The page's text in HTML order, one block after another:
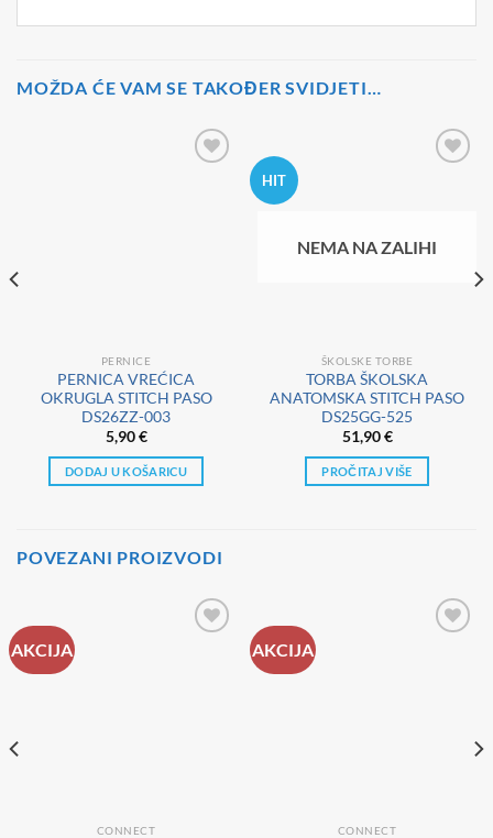
MOŽDA ĆE VAM SE TAKOĐER SVIDJETI…
PERNICE
PERNICA VREĆICA
OKRUGLA STITCH PASO
DS26ZZ-003
5,90€
DODAJ U KOŠARICU
HIT
NEMA NA ZALIHI
ŠKOLSKE TORBE
TORBA ŠKOLSKA
ANATOMSKA STITCH PASO
DS25GG-525
51,90€
PROČITAJ VIŠE
POVEZANI PROIZVODI
AKCIJA
CONNECT
AKCIJA
CONNECT